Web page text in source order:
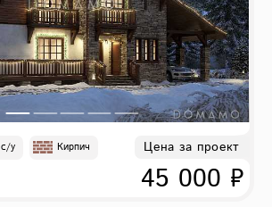
с/у Кирпич Цена за проект
45 000 ₽